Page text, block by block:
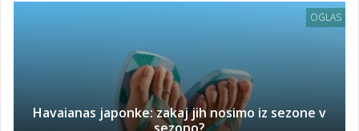
OGLAS
Havaianas japonke: zakaj jih nosimo iz sezone v